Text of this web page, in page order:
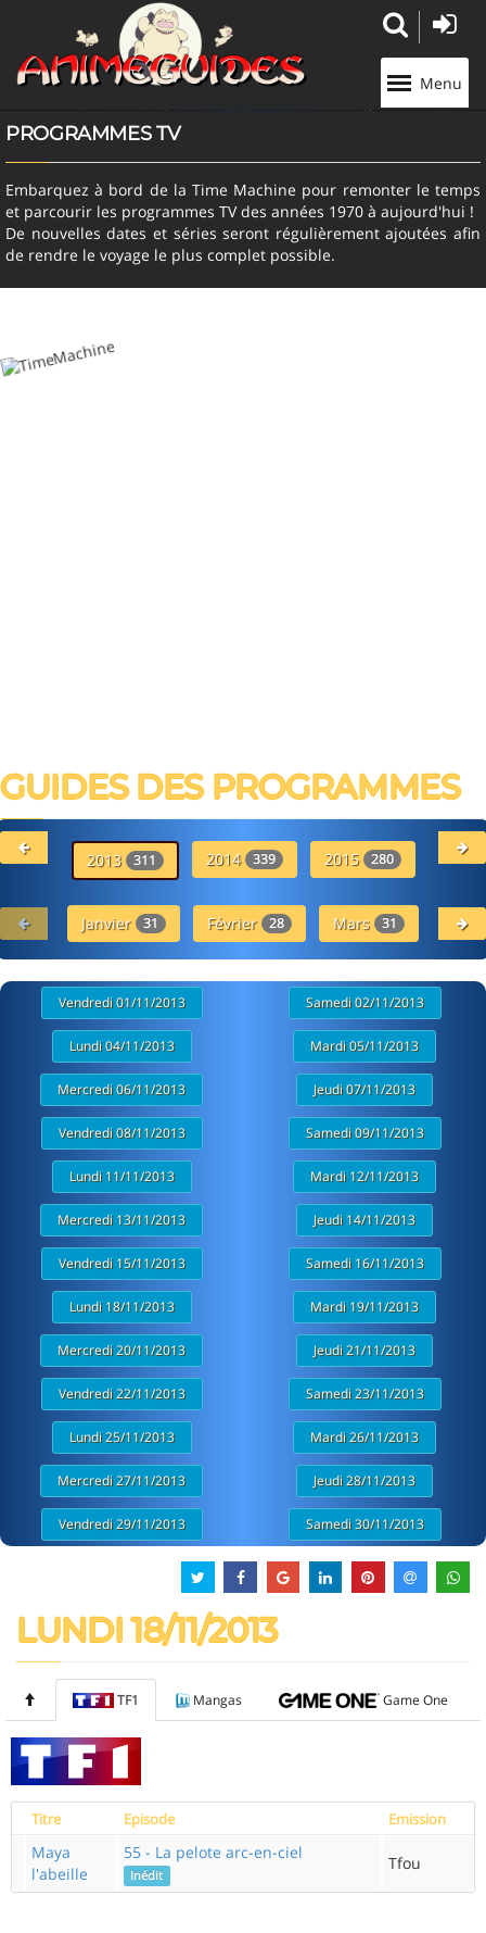
Menu
PROGRAMMES TV
Embarquez à bord de la Time Machine pour remonter le temps
et parcourir les programmes TV des années 1970 à aujourd'hui !
De nouvelles dates et séries seront régulièrement ajoutées afin
de rendre le voyage le plus complet possible.
GUIDES DES PROGRAMMES
2013 311 2014 339 2015 280
Janvier 31 Février 28 Mars 31
Vendredi 01/11/2013 Samedi 02/11/2013
Lundi 04/11/2013 Mardi 05/11/2013
Mercredi 06/11/2013 Jeudi 07/11/2013
Vendredi 08/11/2013 Samedi 09/11/2013
Lundi 11/11/2013 Mardi 12/11/2013
Mercredi 13/11/2013 Jeudi 14/11/2013
Vendredi 15/11/2013 Samedi 16/11/2013
Lundi 18/11/2013 Mardi 19/11/2013
Mercredi 20/11/2013 Jeudi 21/11/2013
Vendredi 22/11/2013 Samedi 23/11/2013
Lundi 25/11/2013 Mardi 26/11/2013
Mercredi 27/11/2013 Jeudi 28/11/2013
Vendredi 29/11/2013 Samedi 30/11/2013
LUNDI 18/11/2013
TF1 Mangas Game One
Titre Episode Emission
Maya
l'abeille
55 - La pelote arc-en-ciel
Inédit
Tfou
Panneau de gestion des cookies